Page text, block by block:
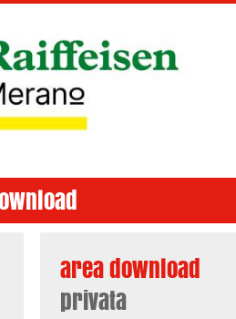
area download
privata